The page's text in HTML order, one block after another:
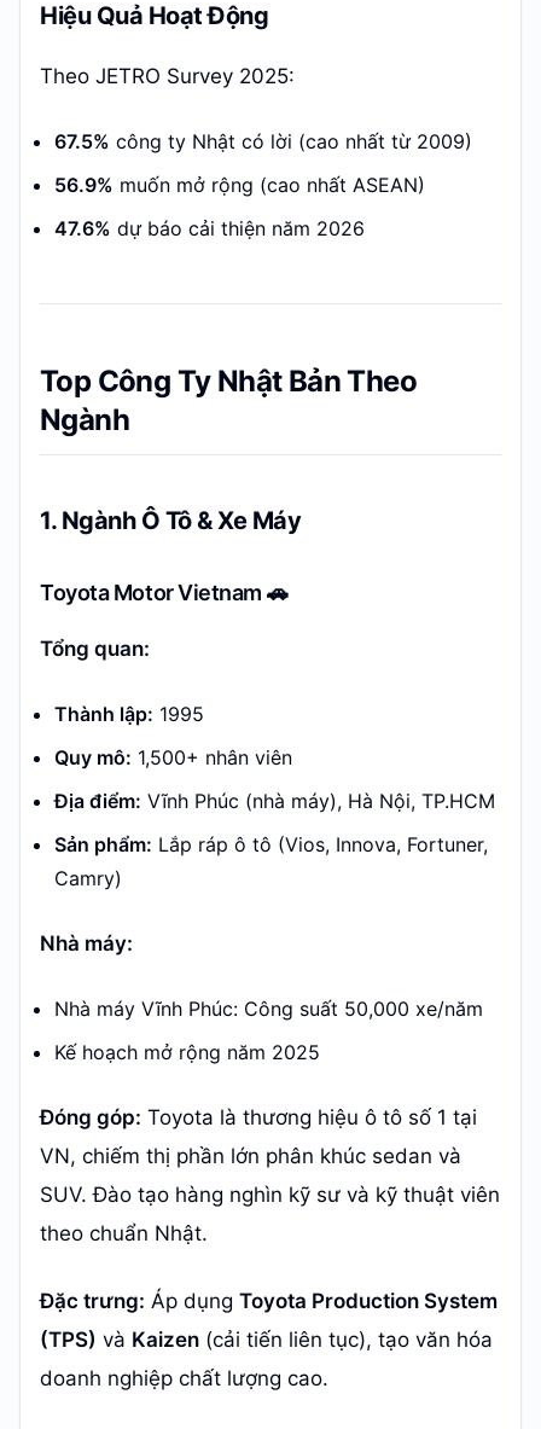
Hiệu Quả Hoạt Động
Theo JETRO Survey 2025:
67.5% công ty Nhật có lời (cao nhất từ 2009)
56.9% muốn mở rộng (cao nhất ASEAN)
47.6% dự báo cải thiện năm 2026
Top Công Ty Nhật Bản Theo
Ngành
1. Ngành Ô Tô & Xe Máy
Toyota Motor Vietnam 🚗
Tổng quan:
Thành lập: 1995
Quy mô: 1,500+ nhân viên
Địa điểm: Vĩnh Phúc (nhà máy), Hà Nội, TP.HCM
Sản phẩm: Lắp ráp ô tô (Vios, Innova, Fortuner,
Camry)
Nhà máy:
Nhà máy Vĩnh Phúc: Công suất 50,000 xe/năm
Kế hoạch mở rộng năm 2025
Đóng góp: Toyota là thương hiệu ô tô số 1 tại
VN, chiếm thị phần lớn phân khúc sedan và
SUV. Đào tạo hàng nghìn kỹ sư và kỹ thuật viên
theo chuẩn Nhật.
Đặc trưng: Áp dụng Toyota Production System
(TPS) và Kaizen (cải tiến liên tục), tạo văn hóa
doanh nghiệp chất lượng cao.